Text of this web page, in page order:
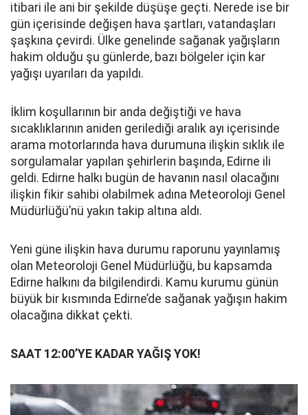
itibari ile ani bir şekilde düşüşe geçti. Nerede ise bir
gün içerisinde değişen hava şartları, vatandaşları
şaşkına çevirdi. Ülke genelinde sağanak yağışların
hakim olduğu şu günlerde, bazı bölgeler için kar
yağışı uyarıları da yapıldı.
İklim koşullarının bir anda değiştiği ve hava
sıcaklıklarının aniden gerilediği aralık ayı içerisinde
arama motorlarında hava durumuna ilişkin sıklık ile
sorgulamalar yapılan şehirlerin başında, Edirne ili
geldi. Edirne halkı bugün de havanın nasıl olacağını
ilişkin fikir sahibi olabilmek adına Meteoroloji Genel
Müdürlüğü’nü yakın takip altına aldı.
Yeni güne ilişkin hava durumu raporunu yayınlamış
olan Meteoroloji Genel Müdürlüğü, bu kapsamda
Edirne halkını da bilgilendirdi. Kamu kurumu günün
büyük bir kısmında Edirne’de sağanak yağışın hakim
olacağına dikkat çekti.
SAAT 12:00’YE KADAR YAĞIŞ YOK!